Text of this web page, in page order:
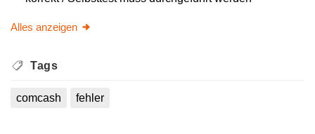
Alles anzeigen
Tags
comcash fehler